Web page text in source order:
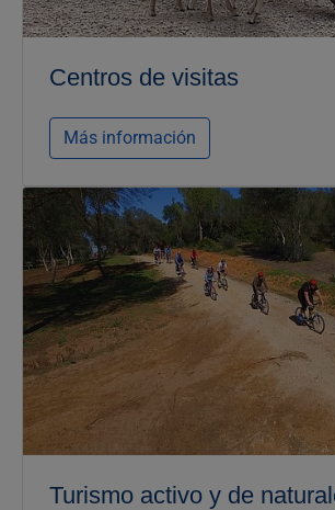
Centros de visitas
Más información
Turismo activo y de